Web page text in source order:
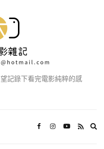
記錄下看完電影純粹的感